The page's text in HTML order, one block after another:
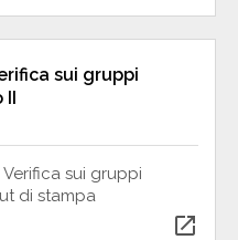
sui gruppi
II
sui gruppi
di stampa
open_in_new